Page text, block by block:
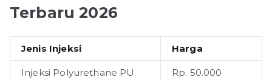
Terbaru 2026
Jenis Injeksi Harga
Injeksi Polyurethane PU Rp. 50.000